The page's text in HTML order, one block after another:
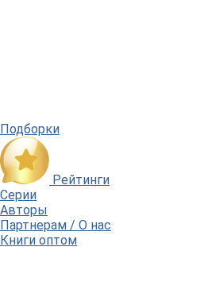
Подборки
Рейтинги
Серии
Авторы
Партнерам / О нас
Книги оптом